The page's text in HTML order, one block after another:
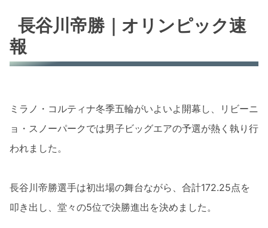
長谷川帝勝｜オリンピック速
報
ミラノ・コルティナ冬季五輪がいよいよ開幕し、リビーニ
ョ・スノーパークでは男子ビッグエアの予選が熱く執り行
われました。
長谷川帝勝選手は初出場の舞台ながら、合計172.25点を
叩き出し、堂々の5位で決勝進出を決めました。